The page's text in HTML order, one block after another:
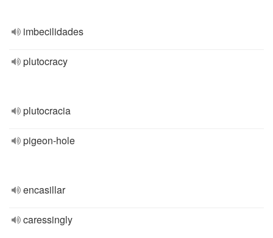
imbecilidades
plutocracy
plutocracia
pigeon-hole
encasillar
caressingly